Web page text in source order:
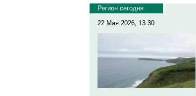
Регион сегодня
22 Мая 2026, 13:30